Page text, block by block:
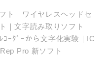
ト ｜ ワイヤレスヘッドセ
｜文字読み取りソフト
ｺｰﾀﾞｰから文字化実験 ｜ IC
Pro 新ソフト